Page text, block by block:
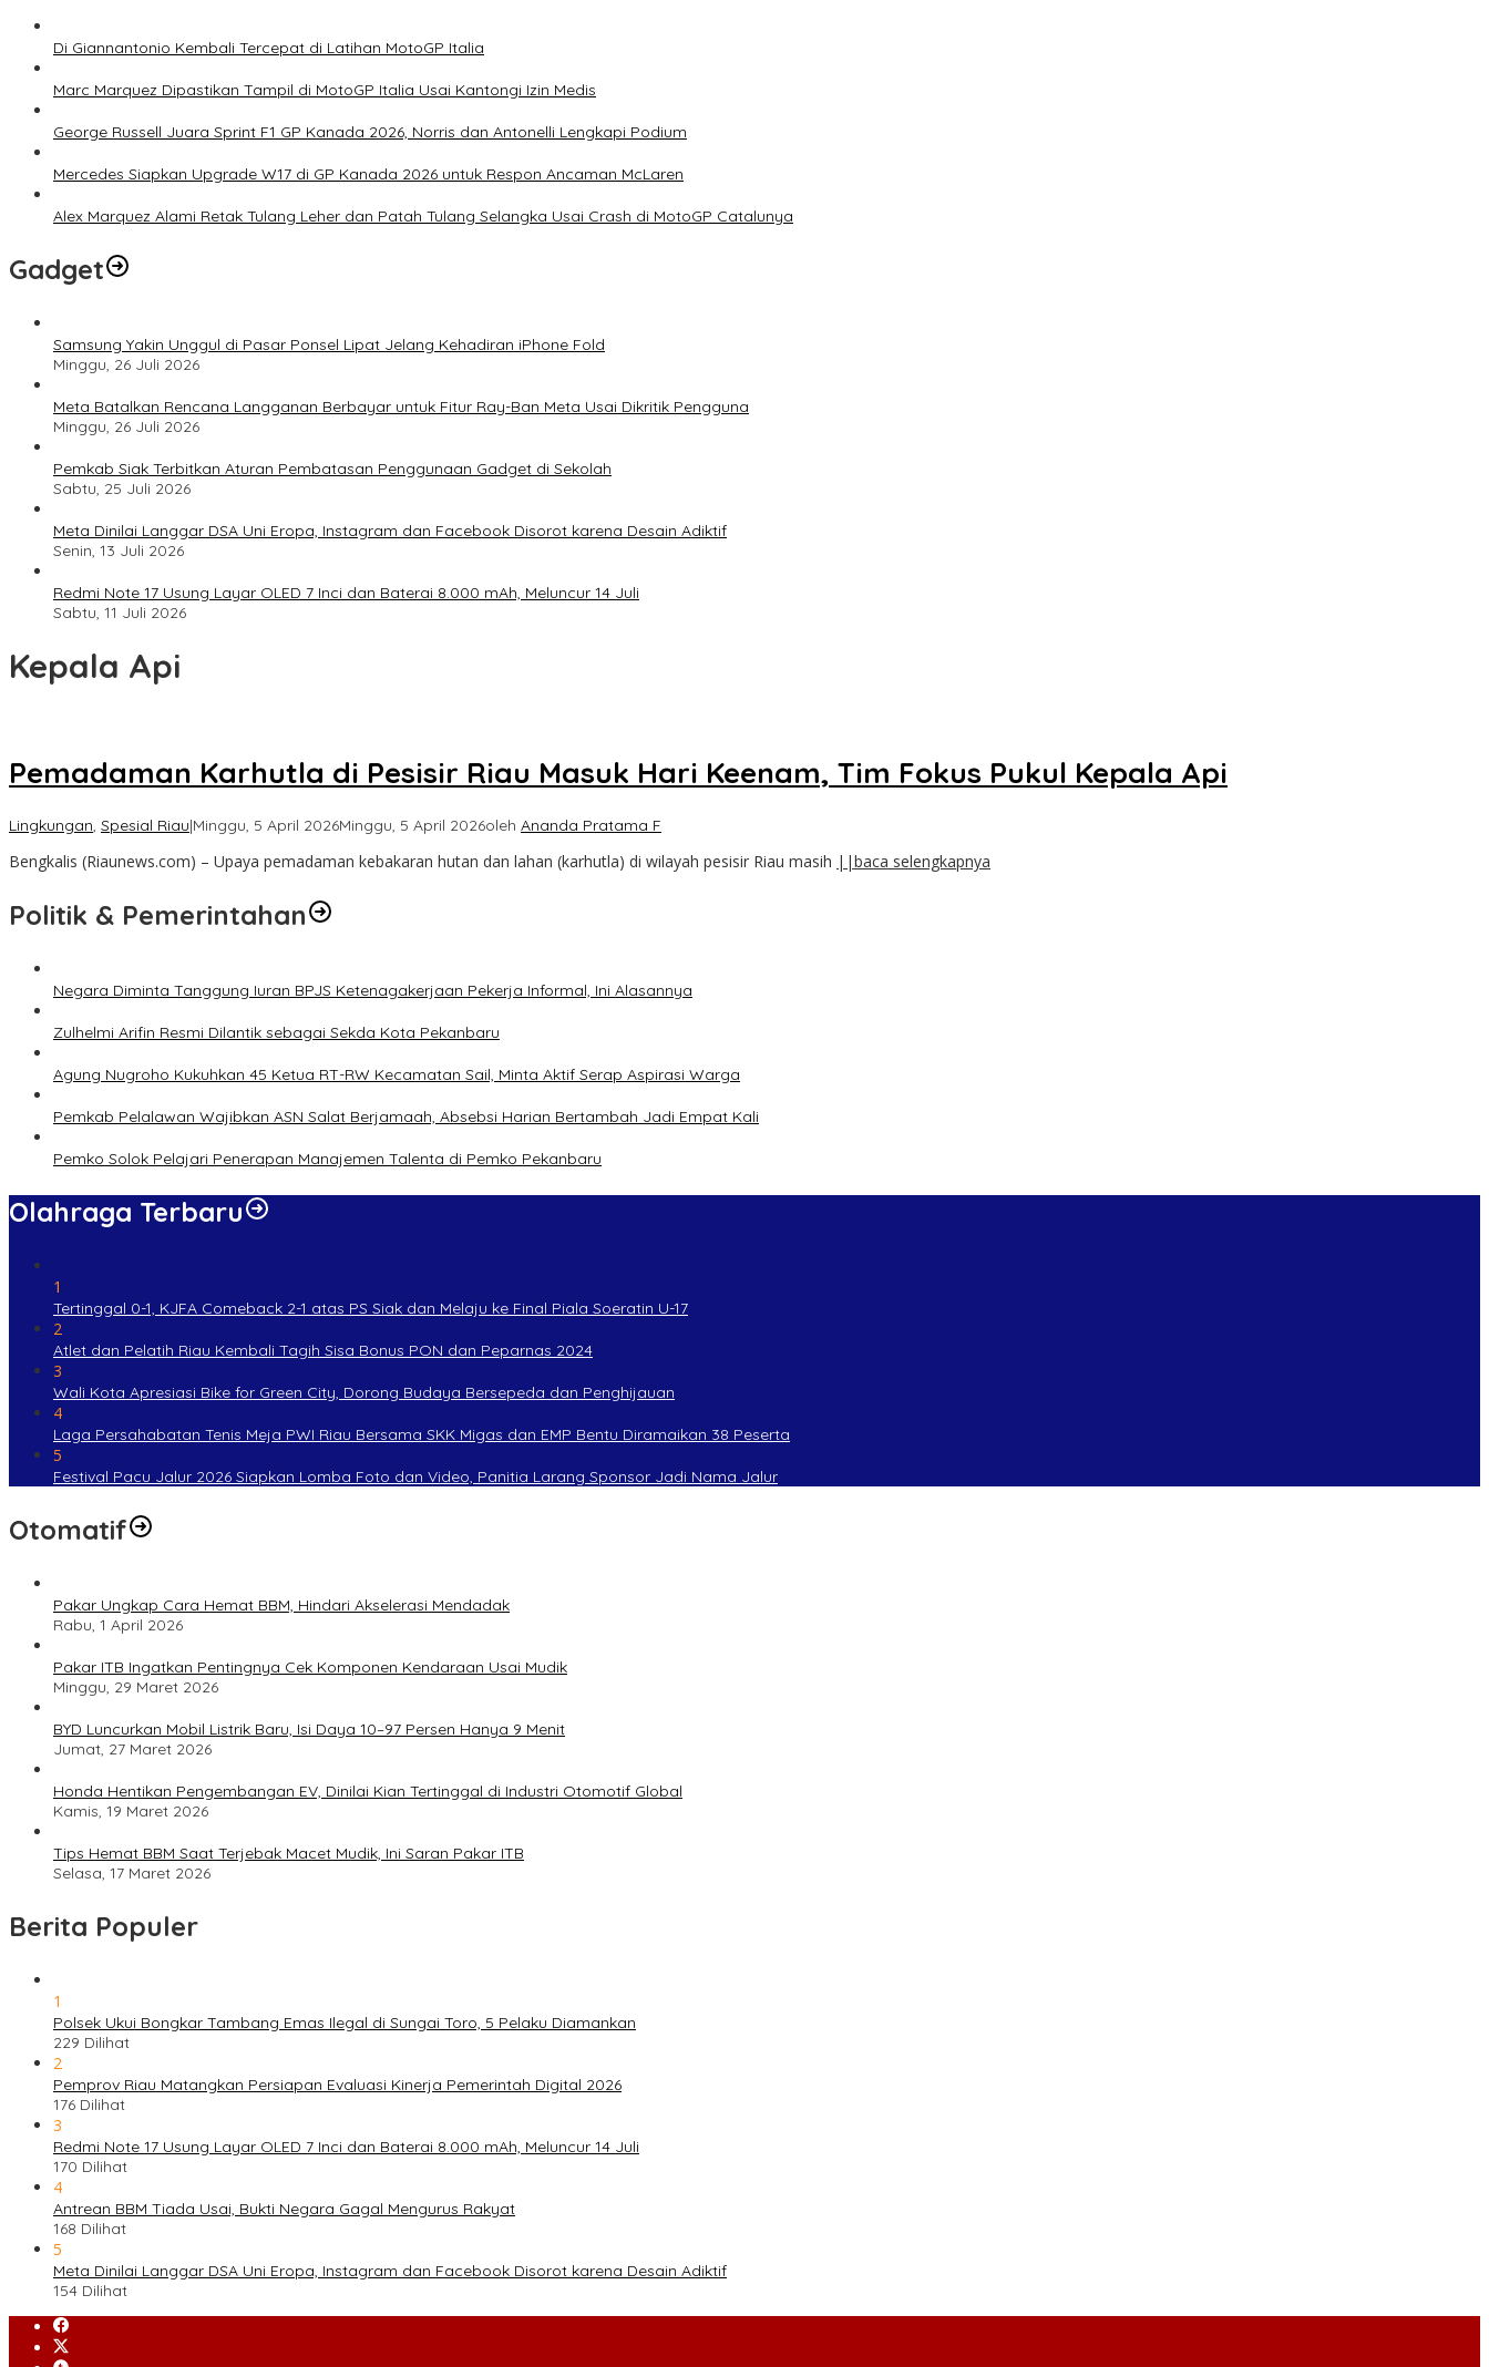
Di Giannantonio Kembali Tercepat di Latihan MotoGP Italia
Marc Marquez Dipastikan Tampil di MotoGP Italia Usai Kantongi Izin Medis
George Russell Juara Sprint F1 GP Kanada 2026, Norris dan Antonelli Lengkapi Podium
Mercedes Siapkan Upgrade W17 di GP Kanada 2026 untuk Respon Ancaman McLaren
Alex Marquez Alami Retak Tulang Leher dan Patah Tulang Selangka Usai Crash di MotoGP Catalunya
Gadget
Samsung Yakin Unggul di Pasar Ponsel Lipat Jelang Kehadiran iPhone Fold
Minggu, 26 Juli 2026
Meta Batalkan Rencana Langganan Berbayar untuk Fitur Ray-Ban Meta Usai Dikritik Pengguna
Minggu, 26 Juli 2026
Pemkab Siak Terbitkan Aturan Pembatasan Penggunaan Gadget di Sekolah
Sabtu, 25 Juli 2026
Meta Dinilai Langgar DSA Uni Eropa, Instagram dan Facebook Disorot karena Desain Adiktif
Senin, 13 Juli 2026
Redmi Note 17 Usung Layar OLED 7 Inci dan Baterai 8.000 mAh, Meluncur 14 Juli
Sabtu, 11 Juli 2026
Kepala Api
Pemadaman Karhutla di Pesisir Riau Masuk Hari Keenam, Tim Fokus Pukul Kepala Api
Lingkungan, Spesial Riau|Minggu, 5 April 2026Minggu, 5 April 2026oleh Ananda Pratama F
Bengkalis (Riaunews.com) – Upaya pemadaman kebakaran hutan dan lahan (karhutla) di wilayah pesisir Riau masih ||baca selengkapnya
Politik & Pemerintahan
Negara Diminta Tanggung Iuran BPJS Ketenagakerjaan Pekerja Informal, Ini Alasannya
Zulhelmi Arifin Resmi Dilantik sebagai Sekda Kota Pekanbaru
Agung Nugroho Kukuhkan 45 Ketua RT-RW Kecamatan Sail, Minta Aktif Serap Aspirasi Warga
Pemkab Pelalawan Wajibkan ASN Salat Berjamaah, Absebsi Harian Bertambah Jadi Empat Kali
Pemko Solok Pelajari Penerapan Manajemen Talenta di Pemko Pekanbaru
Olahraga Terbaru
1
Tertinggal 0-1, KJFA Comeback 2-1 atas PS Siak dan Melaju ke Final Piala Soeratin U-17
2
Atlet dan Pelatih Riau Kembali Tagih Sisa Bonus PON dan Peparnas 2024
3
Wali Kota Apresiasi Bike for Green City, Dorong Budaya Bersepeda dan Penghijauan
4
Laga Persahabatan Tenis Meja PWI Riau Bersama SKK Migas dan EMP Bentu Diramaikan 38 Peserta
5
Festival Pacu Jalur 2026 Siapkan Lomba Foto dan Video, Panitia Larang Sponsor Jadi Nama Jalur
Otomatif
Pakar Ungkap Cara Hemat BBM, Hindari Akselerasi Mendadak
Rabu, 1 April 2026
Pakar ITB Ingatkan Pentingnya Cek Komponen Kendaraan Usai Mudik
Minggu, 29 Maret 2026
BYD Luncurkan Mobil Listrik Baru, Isi Daya 10–97 Persen Hanya 9 Menit
Jumat, 27 Maret 2026
Honda Hentikan Pengembangan EV, Dinilai Kian Tertinggal di Industri Otomotif Global
Kamis, 19 Maret 2026
Tips Hemat BBM Saat Terjebak Macet Mudik, Ini Saran Pakar ITB
Selasa, 17 Maret 2026
Berita Populer
1
Polsek Ukui Bongkar Tambang Emas Ilegal di Sungai Toro, 5 Pelaku Diamankan
229 Dilihat
2
Pemprov Riau Matangkan Persiapan Evaluasi Kinerja Pemerintah Digital 2026
176 Dilihat
3
Redmi Note 17 Usung Layar OLED 7 Inci dan Baterai 8.000 mAh, Meluncur 14 Juli
170 Dilihat
4
Antrean BBM Tiada Usai, Bukti Negara Gagal Mengurus Rakyat
168 Dilihat
5
Meta Dinilai Langgar DSA Uni Eropa, Instagram dan Facebook Disorot karena Desain Adiktif
154 Dilihat